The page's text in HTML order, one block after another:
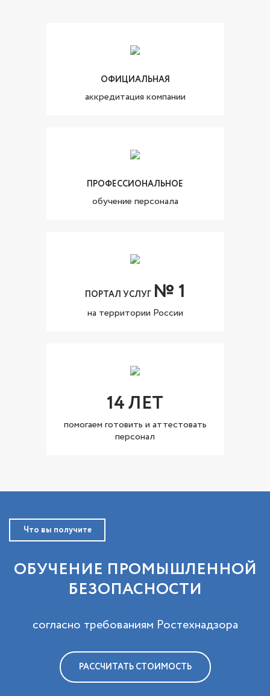
ОФИЦИАЛЬНАЯ
аккредитация компании
ПРОФЕССИОНАЛЬНОЕ
обучение персонала
ПОРТАЛ УСЛУГ № 1
на территории России
14 ЛЕТ
помогаем готовить и аттестовать
персонал
Что вы получите
ОБУЧЕНИЕ ПРОМЫШЛЕННОЙ
БЕЗОПАСНОСТИ
согласно требованиям Ростехнадзора
РАССЧИТАТЬ СТОИМОСТЬ